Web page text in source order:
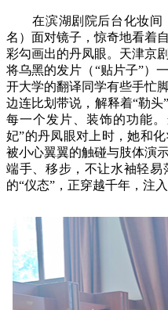
在滨湖剧院后台化妆间
名）面对镜子，惊奇地看着
彩勾画出的丹凤眼。天津京
将乌黑的发片（“贴片子”）
开大学的翻译同学有些手忙
边连比划带说，解释着“勒
每一个发片、装饰的功能
妃”的丹凤眼对上时，她和
被小心翼翼的触碰与肢体演
端手、移步，不让水袖轻易
的“仪态”，正穿越千年，注